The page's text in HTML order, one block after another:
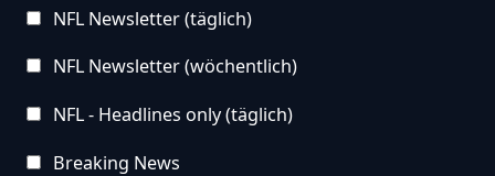
NFL Newsletter (täglich)
NFL Newsletter (wöchentlich)
NFL - Headlines only (täglich)
Breaking News